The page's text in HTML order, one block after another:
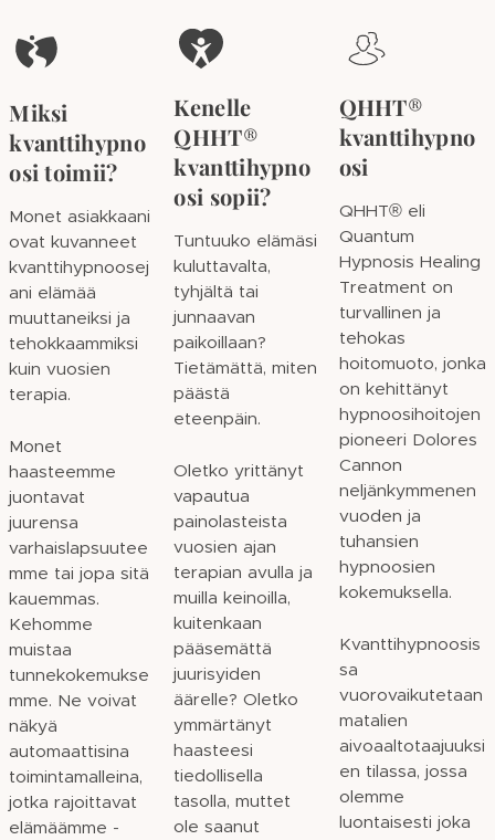
Miksi
kvanttihypno
osi toimii?
Monet asiakkaani
ovat kuvanneet
kvanttihypnoosej
ani elämää
muuttaneiksi ja
tehokkaammiksi
kuin vuosien
terapia.
Monet
haasteemme
juontavat
juurensa
varhaislapsuutee
mme tai jopa sitä
kauemmas.
Kehomme
muistaa
tunnekokemukse
mme. Ne voivat
näkyä
automaattisina
toimintamalleina,
jotka rajoittavat
elämäämme -
Kenelle
QHHT®
kvanttihypno
osi sopii?
Tuntuuko elämäsi
kuluttavalta,
tyhjältä tai
junnaavan
paikoillaan?
Tietämättä, miten
päästä
eteenpäin.
Oletko yrittänyt
vapautua
painolasteista
vuosien ajan
terapian avulla ja
muilla keinoilla,
kuitenkaan
pääsemättä
juurisyiden
äärelle? Oletko
ymmärtänyt
haasteesi
tiedollisella
tasolla, muttet
ole saanut
QHHT®
kvanttihypno
osi
QHHT® eli
Quantum
Hypnosis Healing
Treatment on
turvallinen ja
tehokas
hoitomuoto, jonka
on kehittänyt
hypnoosihoitojen
pioneeri Dolores
Cannon
neljänkymmenen
vuoden ja
tuhansien
hypnoosien
kokemuksella.
Kvanttihypnoosis
sa
vuorovaikutetaan
matalien
aivoaaltotaajuuksi
en tilassa, jossa
olemme
luontaisesti joka